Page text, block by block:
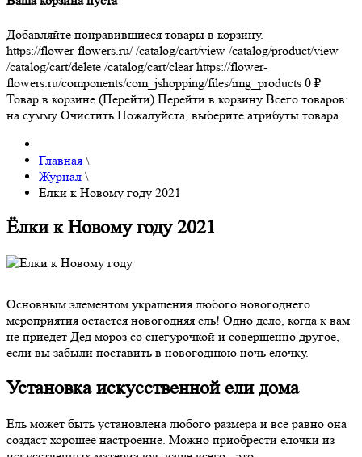
Добавляйте понравившиеся товары в корзину.
https://flower-flowers.ru/ /catalog/cart/view /catalog/product/view
/catalog/cart/delete /catalog/cart/clear https://flower-
flowers.ru/components/com_jshopping/files/img_products 0 ₽
Товар в корзине (Перейти) Перейти в корзину Всего товаров:
на сумму Очистить Пожалуйста, выберите атрибуты товара.
Главная \
Журнал \
Ёлки к Новому году 2021
Ёлки к Новому году 2021
Основным элементом украшения любого новогоднего
мероприятия остается новогодняя ель! Одно дело, когда к вам
не приедет Дед мороз со снегурочкой и совершенно другое,
если вы забыли поставить в новогоднюю ночь елочку.
Установка искусственной ели дома
Ель может быть установлена любого размера и все равно она
создаст хорошее настроение. Можно приобрести елочки из